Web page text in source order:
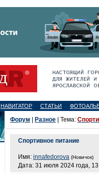
НАВИГАТОР СТАТЬИ
Форум Разное | Тема:
Спортивное питание
Имя: innafedorova (Новичок)
Дата: 31 июля 2024 года,